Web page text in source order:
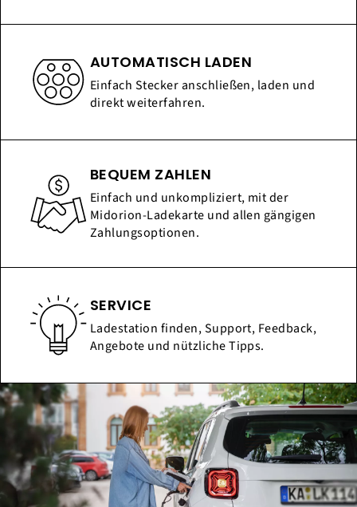
AUTOMATISCH LADEN
Einfach Stecker anschließen, laden und
direkt weiterfahren.
BEQUEM ZAHLEN
Einfach und unkompliziert, mit der
Midorion-Ladekarte und allen gängigen
Zahlungsoptionen.
SERVICE
Ladestation finden, Support, Feedback,
Angebote und nützliche Tipps.